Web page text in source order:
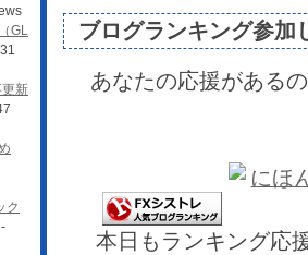
ブログランキング参加
あなたの応援がある
本日もランキング応
GL
新
ク
-